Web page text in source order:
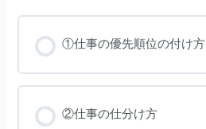
①仕事の優先順位の付け方
②仕事の仕分け方